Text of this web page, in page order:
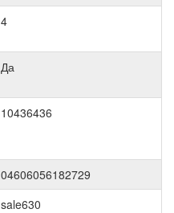
4
Да
10436436
04606056182729
sale630